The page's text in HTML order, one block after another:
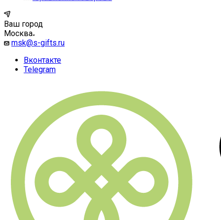
Ваш город
Москва
msk@s-gifts.ru
Вконтакте
Telegram